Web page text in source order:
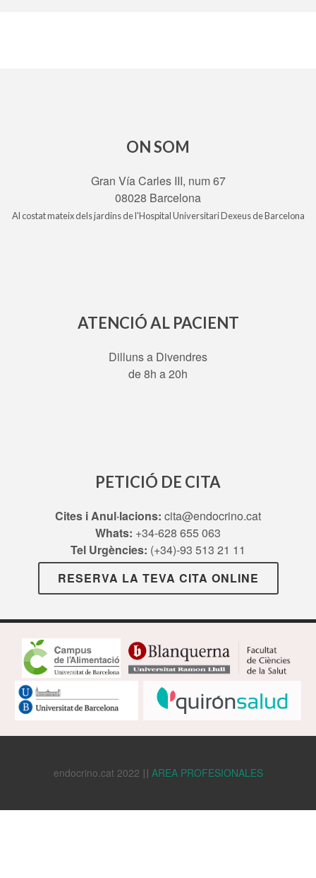
ON SOM
Gran Vía Carles III, num 67
08028 Barcelona
Al costat mateix dels jardins de l'Hospital Universitari Dexeus de Barcelona
ATENCIÓ AL PACIENT
Dilluns a Divendres
de 8h a 20h
PETICIÓ DE CITA
Cites i Anul·lacions: cita@endocrino.cat
Whats: +34-628 655 063
Tel Urgències: (+34)-93 513 21 11
RESERVA LA TEVA CITA ONLINE
endocrino.cat 2022 || AREA PROFESIONALES